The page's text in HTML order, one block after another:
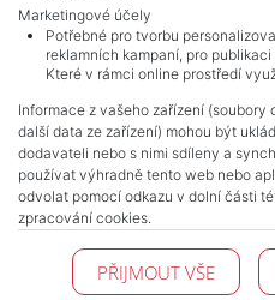
Terms and
Protection of
Real
Cookie
Marketingové účely
Potřebné pro tvorbu
reklamních kampaní, pro
Které v rámci online prostředí
Informace z vašeho zařízení
další data ze zařízení) mohou být
dodavateli nebo s nimi sdíleny a
používat výhradně tento web nebo
odvolat pomocí odkazu v dolní části
zpracování cookies.
PŘIJMOUT VŠE